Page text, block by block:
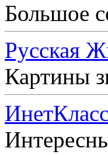
Большое
Русская
Картины
ИнетКласс